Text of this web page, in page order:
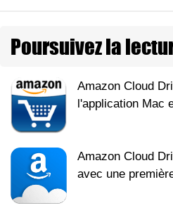
Poursuivez la
Amazon Cloud
l'application Mac
Amazon Cloud
avec une